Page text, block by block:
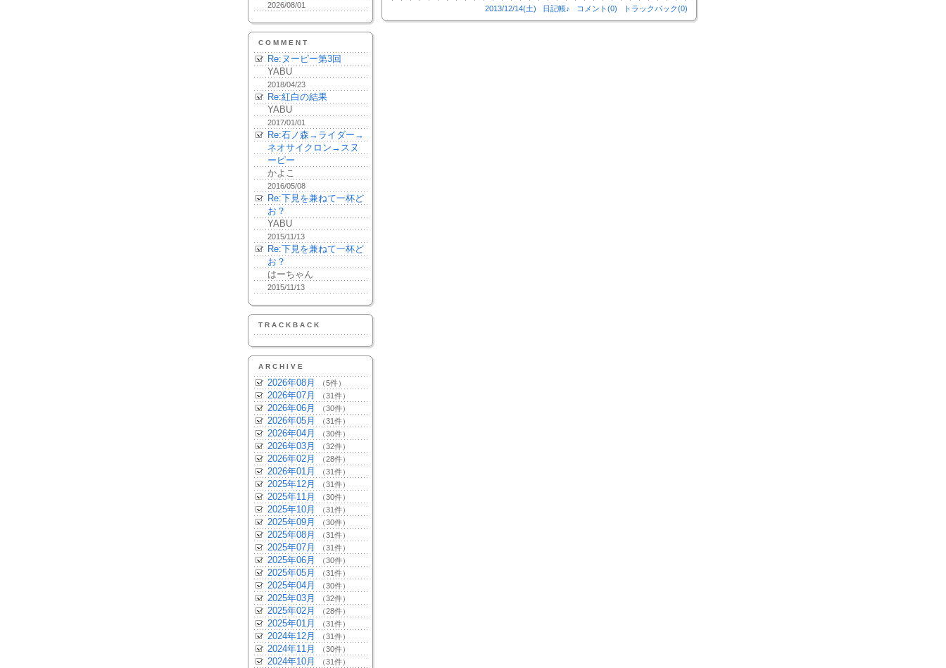
2026/08/01
COMMENT
Re:ヌーピー第3回
YABU
2018/04/23
Re:紅白の結果
YABU
2017/01/01
Re:石ノ森→ライダー→
ネオサイクロン→スヌ
ーピー
かよこ
2016/05/08
Re:下見を兼ねて一杯ど
お？
YABU
2015/11/13
Re:下見を兼ねて一杯ど
お？
はーちゃん
2015/11/13
TRACKBACK
ARCHIVE
2026年08月 （5件）
2026年07月 （31件）
2026年06月 （30件）
2026年05月 （31件）
2026年04月 （30件）
2026年03月 （32件）
2026年02月 （28件）
2026年01月 （31件）
2025年12月 （31件）
2025年11月 （30件）
2025年10月 （31件）
2025年09月 （30件）
2025年08月 （31件）
2025年07月 （31件）
2025年06月 （30件）
2025年05月 （31件）
2025年04月 （30件）
2025年03月 （32件）
2025年02月 （28件）
2025年01月 （31件）
2024年12月 （31件）
2024年11月 （30件）
2024年10月 （31件）
2013/12/14(土) 日記帳♪ コメント(0) トラックバック(0)